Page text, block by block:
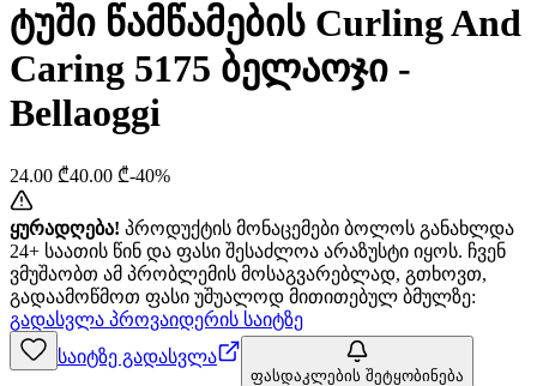
ტუში წამწამების Curling And
Caring 5175 ბელაოჯი -
Bellaoggi
24.00 ₾40.00 ₾-40%
ყურადღება! პროდუქტის მონაცემები ბოლოს განახლდა
24+ საათის წინ და ფასი შესაძლოა არაზუსტი იყოს. ჩვენ
ვმუშაობთ ამ პრობლემის მოსაგვარებლად, გთხოვთ,
გადაამოწმოთ ფასი უშუალოდ მითითებულ ბმულზე:
გადასვლა პროვაიდერის საიტზე
საიტზე გადასვლა
ფასდაკლების შეტყობინება